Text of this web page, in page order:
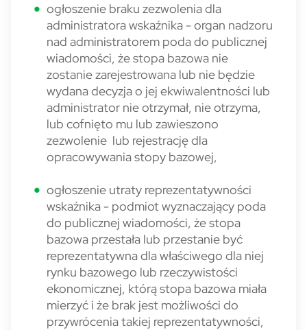
ogłoszenie braku zezwolenia dla
administratora wskaźnika - organ nadzoru
nad administratorem poda do publicznej
wiadomości, że stopa bazowa nie
zostanie zarejestrowana lub nie będzie
wydana decyzja o jej ekwiwalentności lub
administrator nie otrzymał, nie otrzyma,
lub cofnięto mu lub zawieszono
zezwolenie lub rejestrację dla
opracowywania stopy bazowej,
ogłoszenie utraty reprezentatywności
wskaźnika - podmiot wyznaczający poda
do publicznej wiadomości, że stopa
bazowa przestała lub przestanie być
reprezentatywna dla właściwego dla niej
rynku bazowego lub rzeczywistości
ekonomicznej, którą stopa bazowa miała
mierzyć i że brak jest możliwości do
przywrócenia takiej reprezentatywności,